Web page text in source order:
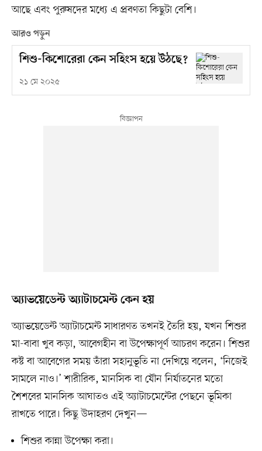
আছে এবং পুরুষদের মধ্যে এ প্রবণতা কিছুটা বেশি।
আরও পড়ুন
শিশু-কিশোরেরা কেন সহিংস হয়ে উঠছে?
২১ মে ২০২৫
অ্যাভয়েডেন্ট অ্যাটাচমেন্ট কেন হয়
অ্যাভয়েডেন্ট অ্যাটাচমেন্ট সাধারণত তখনই তৈরি হয়, যখন শিশুর
মা-বাবা খুব কড়া, আবেগহীন বা উপেক্ষাপূর্ণ আচরণ করেন। শিশুর
কষ্ট বা আবেগের সময় তাঁরা সহানুভূতি না দেখিয়ে বলেন, ‘নিজেই
সামলে নাও।’ শারীরিক, মানসিক বা যৌন নির্যাতনের মতো
শৈশবের মানসিক আঘাতও এই অ্যাটাচমেন্টের পেছনে ভূমিকা
রাখতে পারে। কিছু উদাহরণ দেখুন—
শিশুর কান্না উপেক্ষা করা।